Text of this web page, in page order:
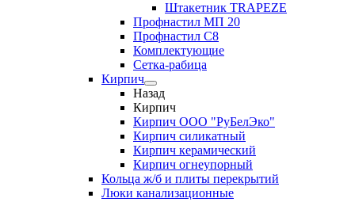
Штакетник TRAPEZE
Профнастил МП 20
Профнастил С8
Комплектующие
Сетка-рабица
Кирпич
Назад
Кирпич
Кирпич ООО "РуБелЭко"
Кирпич силикатный
Кирпич керамический
Кирпич огнеупорный
Кольца ж/б и плиты перекрытий
Люки канализационные